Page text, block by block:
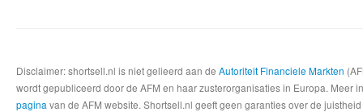
Disclaimer: shortsell.nl is niet gelieerd aan de Autoriteit Financiele Markten
wordt gepubliceerd door de AFM en haar zusterorganisaties in Europa.
pagina van de AFM website. Shortsell.nl geeft geen garanties over de